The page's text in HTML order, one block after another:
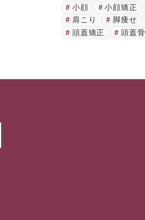
小顔
小顔矯正
肩こり
脚痩せ
頭蓋矯正
頭蓋